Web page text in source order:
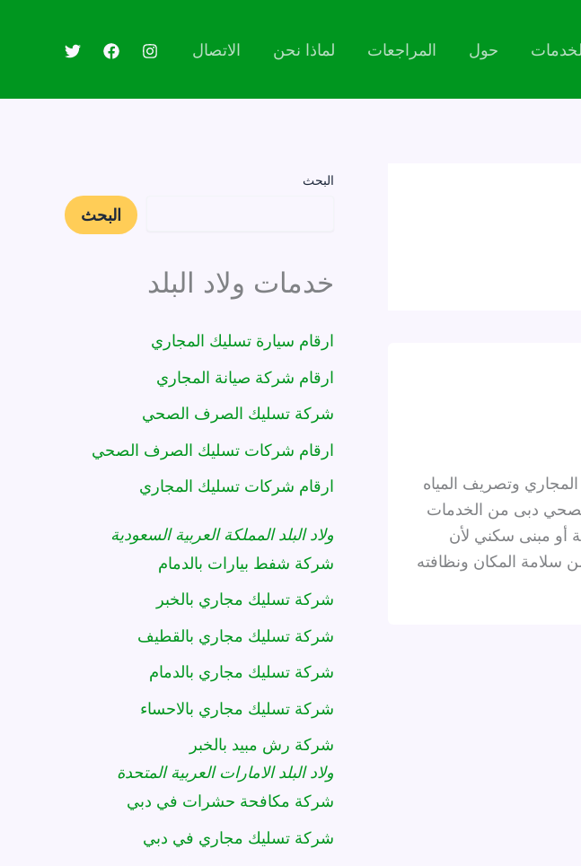
حول المراجعات لماذا نحن الاتصال
وتصريف المياه
دبى من الخدمات
أو مبنى سكني لأن
سلامة المكان ونظافته
البحث
البحث
خدمات ولاد البلد
ارقام سيارة تسليك المجاري
ارقام شركة صيانة المجاري
شركة تسليك الصرف الصحي
ارقام شركات تسليك الصرف الصحي
ارقام شركات تسليك المجاري
ولاد البلد المملكة العربية السعودية
شركة شفط بيارات بالدمام
شركة تسليك مجاري بالخبر
شركة تسليك مجاري بالقطيف
شركة تسليك مجاري بالدمام
شركة تسليك مجاري بالاحساء
شركة رش مبيد بالخبر
ولاد البلد الامارات العربية المتحدة
شركة مكافحة حشرات في دبي
شركة تسليك مجاري في دبي